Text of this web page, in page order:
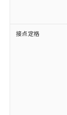
接点定格
ご
対
非含有
対応予
有に対